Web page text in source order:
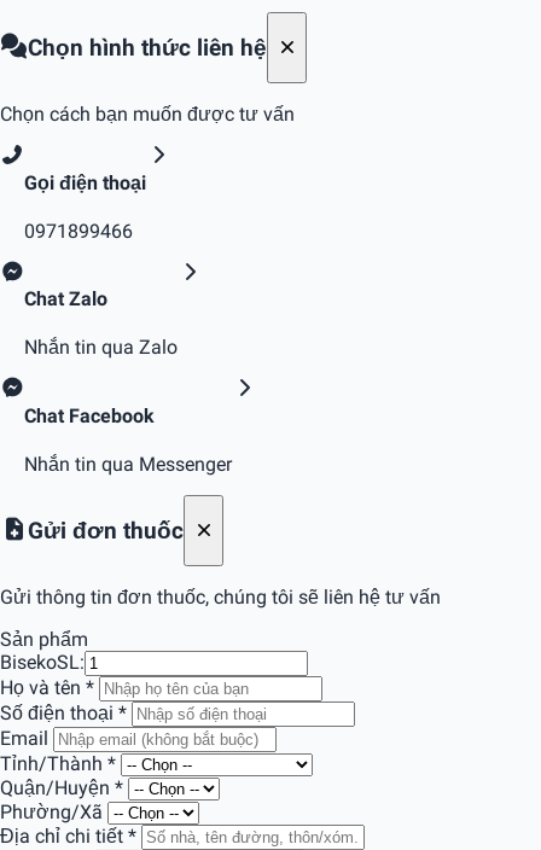
Chọn hình thức liên hệ
Chọn cách bạn muốn được tư vấn
Gọi điện thoại
0971899466
Chat Zalo
Nhắn tin qua Zalo
Chat Facebook
Nhắn tin qua Messenger
Gửi đơn thuốc
Gửi thông tin đơn thuốc, chúng tôi sẽ liên hệ tư vấn
Sản phẩm
BisekoSL:
Họ và tên *
Số điện thoại *
Email
Tỉnh/Thành *
Quận/Huyện *
Phường/Xã
Địa chỉ chi tiết *